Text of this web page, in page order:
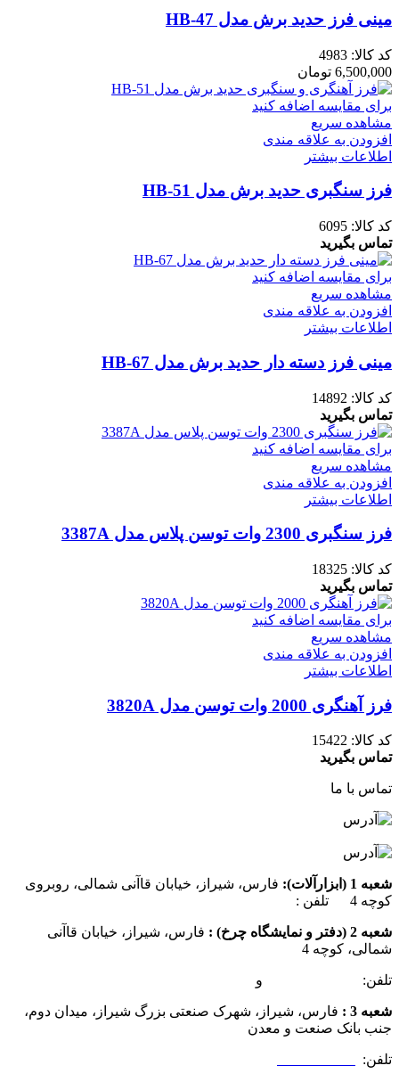
مینی فرز حدید برش مدل HB-47
کد کالا: 4983
6,500,000 تومان
برای مقایسه اضافه کنید
مشاهده سریع
افزودن به علاقه مندی
اطلاعات بیشتر
فرز سنگبری حدید برش مدل HB-51
کد کالا: 6095
تماس بگیرید
برای مقایسه اضافه کنید
مشاهده سریع
افزودن به علاقه مندی
اطلاعات بیشتر
مینی فرز دسته دار حدید برش مدل HB-67
کد کالا: 14892
تماس بگیرید
برای مقایسه اضافه کنید
مشاهده سریع
افزودن به علاقه مندی
اطلاعات بیشتر
فرز سنگبری 2300 وات توسن پلاس مدل 3387A
کد کالا: 18325
تماس بگیرید
برای مقایسه اضافه کنید
مشاهده سریع
افزودن به علاقه مندی
اطلاعات بیشتر
فرز آهنگری 2000 وات توسن مدل 3820A
کد کالا: 15422
تماس بگیرید
تماس با ما
شعبه 1 (ابزارآلات):
فارس، شیراز، خیابان قاآنی شمالی، روبروی
کوچه 4 تلفن :
شعبه 2 (دفتر و نمایشگاه چرخ) :
فارس، شیراز، خیابان قاآنی
شمالی، کوچه 4
تلفن: و
شعبه 3 :
فارس، شیراز، شهرک صنعتی بزرگ شیراز، میدان دوم،
جنب بانک صنعت و معدن
تلفن: